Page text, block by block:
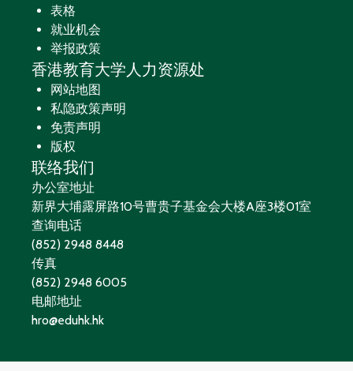
表格
就业机会
举报政策
香港教育大学人力资源处
网站地图
私隐政策声明
免责声明
版权
联络我们
办公室地址
新界大埔露屏路10号曹贵子基金会大楼A座3楼01室
查询电话
(852) 2948 8448
传真
(852) 2948 6005
电邮地址
hro@eduhk.hk